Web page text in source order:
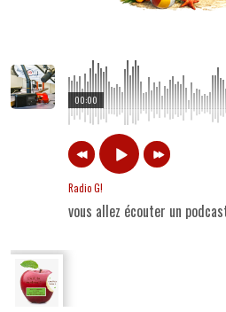
00:00
Radio G!
vous allez écouter un